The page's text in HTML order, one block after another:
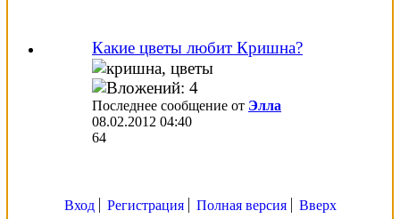
Какие цветы любит Кришна?
Последнее сообщение от Элла
08.02.2012 04:40
64
Вход Регистрация Полная версия Вверх